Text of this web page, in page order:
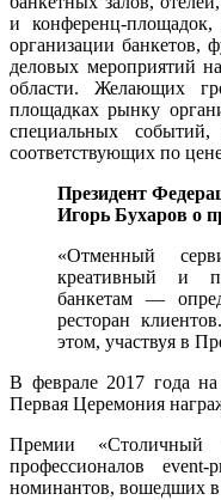
и конференц-
организации банкетов,
деловых мероприятий
области. Желающих
площадках рынку
специальных
соответствующих по
Президент
Игорь Бухаров о
«Отменный
креативный и
банкетам —
ресторан
этом, участвуя в
В феврале 2017 года
Первая Церемония
Премии «Столичный
профессионалов
номинантов, вошедших